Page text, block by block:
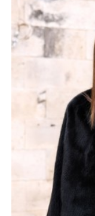
универсальной и
использования,
статусный
Отсутствие
кроя, визуально
изяществе формы.
лёгкости и
свободный
драпируется,
остаётся тёплой
премиального
максимально
доступна в
позволяет